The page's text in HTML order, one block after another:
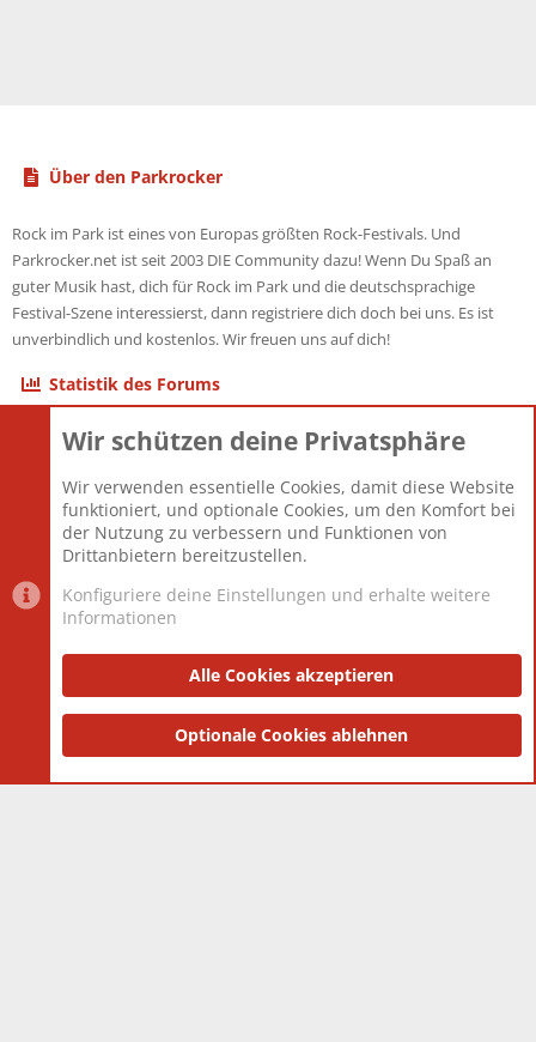
Über den Parkrocker
Rock im Park ist eines von Europas größten Rock-Festivals. Und
Parkrocker.net ist seit 2003 DIE Community dazu! Wenn Du Spaß an
guter Musik hast, dich für Rock im Park und die deutschsprachige
Festival-Szene interessierst, dann registriere dich doch bei uns. Es ist
unverbindlich und kostenlos. Wir freuen uns auf dich!
Statistik des Forums
Themen
Mitglieder
12.427
Neuestes Mitglied
Berlin
Datenschutzerklärung Impressum
Community platform by XenForo® © 2010-2025 XenForo Ltd.
and add-ons by ThemeHouse
Wir schützen deine Privatsphäre
Wir verwenden essentielle Cookies, damit diese Website
funktioniert, und optionale Cookies, um den Komfort bei
der Nutzung zu verbessern und Funktionen von
Drittanbietern bereitzustellen.
Konfiguriere deine Einstellungen und erhalte weitere
Informationen
Alle Cookies akzeptieren
Optionale Cookies ablehnen